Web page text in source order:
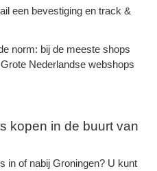
een bevestiging en track &
norm: bij de meeste shops
Nederlandse webshops
kopen in de buurt van
in of nabij Groningen? U kunt